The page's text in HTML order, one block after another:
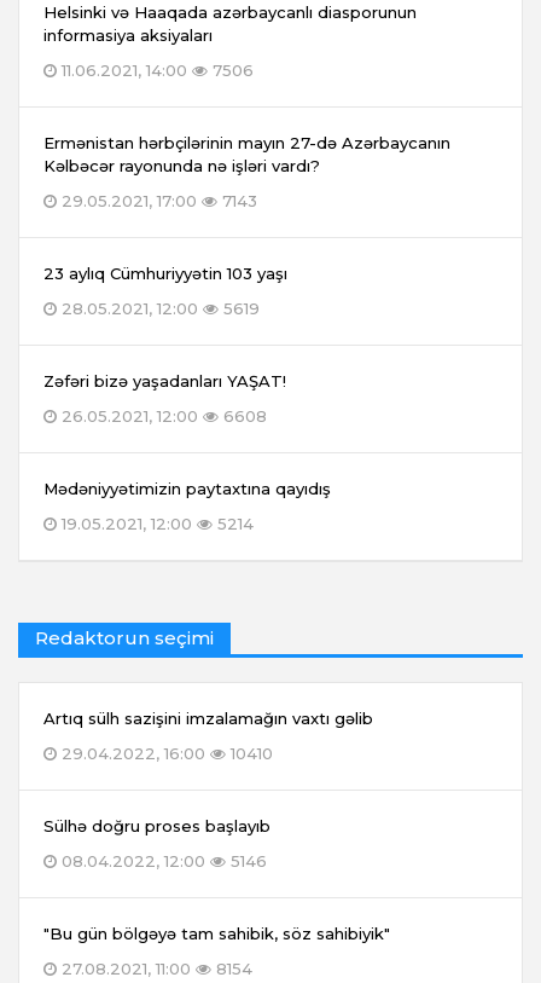
Helsinki və Haaqada azərbaycanlı diasporunun
informasiya aksiyaları
11.06.2021, 14:00
7506
Ermənistan hərbçilərinin mayın 27-də Azərbaycanın
Kəlbəcər rayonunda nə işləri vardı?
29.05.2021, 17:00
7143
23 aylıq Cümhuriyyətin 103 yaşı
28.05.2021, 12:00
5619
Zəfəri bizə yaşadanları YAŞAT!
26.05.2021, 12:00
6608
Mədəniyyətimizin paytaxtına qayıdış
19.05.2021, 12:00
5214
Redaktorun seçimi
Artıq sülh sazişini imzalamağın vaxtı gəlib
29.04.2022, 16:00
10410
Sülhə doğru proses başlayıb
08.04.2022, 12:00
5146
"Bu gün bölgəyə tam sahibik, söz sahibiyik"
27.08.2021, 11:00
8154